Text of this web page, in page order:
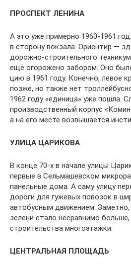
ПРОСПЕКТ ЛЕНИНА
А это уже примерно 1960-1961
в сторону вокзала. Ориентир —
дорожно-строительного
ещё огоро­жено забором. Оно
цию в 1961 году. Конечно, левое
позже, но также нет
1962 году «единица» уже пошла.
производственный корпус
а на его месте возвыша­ется
УЛИЦА ЦАРИКОВА
В конце 70-х в начале улицы
первые в Сельмашевском
панельные дома. А саму улицу
дороги для гужевых повозок в
автобусным движением. Заметно,
зелени стало несравнимо
строительства многоэтажки.
ЦЕНТРАЛЬНАЯ ПЛОЩАДЬ